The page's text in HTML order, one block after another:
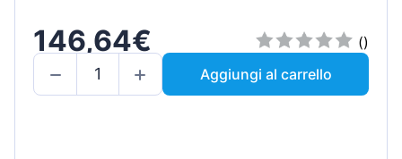
146,64€
()
Aggiungi al carrello